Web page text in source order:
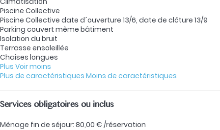
Piscine Collective
Piscine Collective date d´ouverture 13/6, date de clôture 13/9
Parking couvert même bâtiment
Isolation du bruit
Terrasse ensoleillée
Chaises longues
Plus Voir moins
Plus de caractéristiques Moins de caractéristiques
Services obligatoires ou inclus
Ménage fin de séjour: 80,00 € /réservation